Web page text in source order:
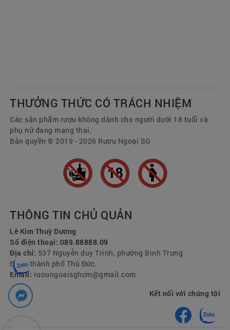
THƯỞNG THỨC CÓ TRÁCH NHIỆM
Các sản phẩm rượu không dành cho người dưới 18 tuổi và
phụ nữ đang mang thai.
Bản quyền © 2019 - 2026 Rượu Ngoại SG
THÔNG TIN CHỦ QUẢN
Lê Kim Thuỳ Dương
Số điện thoại: 089.88888.09
Địa chỉ: 537 Nguyễn duy Trinh, phường Bình Trưng
Đông,thành phố Thủ Đức.
Email: ruoungoaisghcm@gmail.com
Kết nối với chúng tôi